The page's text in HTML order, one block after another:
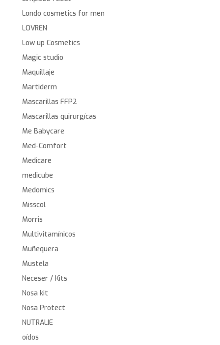
Londo cosmetics for men
LOVREN
Low up Cosmetics
Magic studio
Maquillaje
Martiderm
Mascarillas FFP2
Mascarillas quirurgícas
Me Babycare
Med-Comfort
Medicare
medicube
Medomics
Misscol
Morris
Multivitamínicos
Muñequera
Mustela
Neceser / Kits
Nosa kit
Nosa Protect
NUTRALIE
oídos